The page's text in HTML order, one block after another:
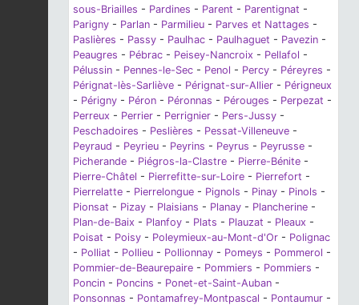
sous-Briailles - Pardines - Parent - Parentignat -
Parigny - Parlan - Parmilieu - Parves et Nattages -
Paslières - Passy - Paulhac - Paulhaguet - Pavezin -
Peaugres - Pébrac - Peisey-Nancroix - Pellafol -
Pélussin - Pennes-le-Sec - Penol - Percy - Péreyres -
Pérignat-lès-Sarliève - Pérignat-sur-Allier - Périgneux
- Périgny - Péron - Péronnas - Pérouges - Perpezat -
Perreux - Perrier - Perrignier - Pers-Jussy -
Peschadoires - Peslières - Pessat-Villeneuve -
Peyraud - Peyrieu - Peyrins - Peyrus - Peyrusse -
Picherande - Piégros-la-Clastre - Pierre-Bénite -
Pierre-Châtel - Pierrefitte-sur-Loire - Pierrefort -
Pierrelatte - Pierrelongue - Pignols - Pinay - Pinols -
Pionsat - Pizay - Plaisians - Planay - Plancherine -
Plan-de-Baix - Planfoy - Plats - Plauzat - Pleaux -
Poisat - Poisy - Poleymieux-au-Mont-d'Or - Polignac
- Polliat - Pollieu - Pollionnay - Pomeys - Pommerol -
Pommier-de-Beaurepaire - Pommiers - Pommiers -
Poncin - Poncins - Ponet-et-Saint-Auban -
Ponsonnas - Pontamafrey-Montpascal - Pontaumur -